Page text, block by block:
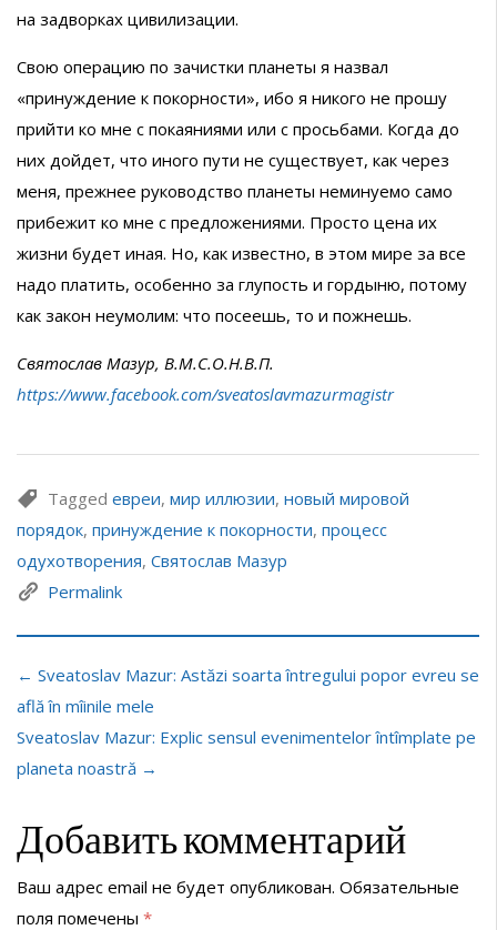
на задворках цивилизации.
Свою операцию по зачистки планеты я назвал
«принуждение к покорности», ибо я никого не прошу
прийти ко мне с покаяниями или с просьбами. Когда до
них дойдет, что иного пути не существует, как через
меня, прежнее руководство планеты неминуемо само
прибежит ко мне с предложениями. Просто цена их
жизни будет иная. Но, как известно, в этом мире за все
надо платить, особенно за глупость и гордыню, потому
как закон неумолим: что посеешь, то и пожнешь.
Святослав Мазур, В.М.С.О.Н.В.П.
https://www.facebook.com/sveatoslavmazurmagistr
Tagged евреи, мир иллюзии, новый мировой
порядок, принуждение к покорности, процесс
одухотворения, Святослав Мазур
Permalink
← Sveatoslav Mazur: Astăzi soarta întregului popor evreu se
află în mîinile mele
Sveatoslav Mazur: Explic sensul evenimentelor întîmplate pe
planeta noastră →
Добавить комментарий
Ваш адрес email не будет опубликован. Обязательные
поля помечены *